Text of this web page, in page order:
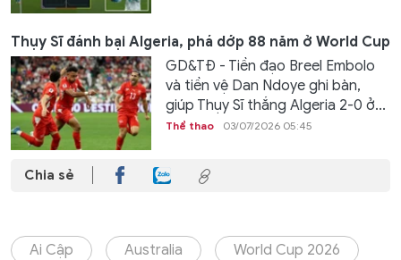
Thụy Sĩ đánh bại Algeria, phá dớp 88 năm ở World Cup
GD&TĐ - Tiền đạo Breel Embolo
và tiền vệ Dan Ndoye ghi bàn,
giúp Thụy Sĩ thắng Algeria 2-0 ở...
Thể thao 03/07/2026 05:45
Chia sẻ
Ai Cập Australia World Cup 2026